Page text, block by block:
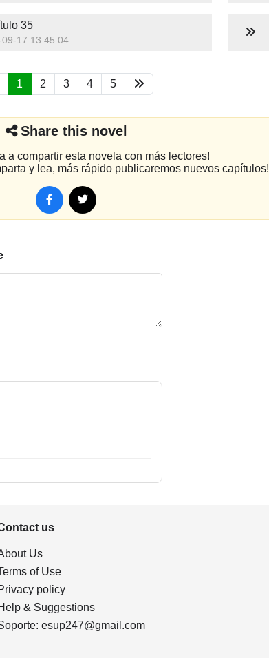
35
09-17 13:45:04
1 2 3 4 5
Share this novel
a compartir esta novela con más lectores!
y lea, más rápido publicaremos nuevos capítulos!
us
Us
of Use
policy
& Suggestions
esup247@gmail.com